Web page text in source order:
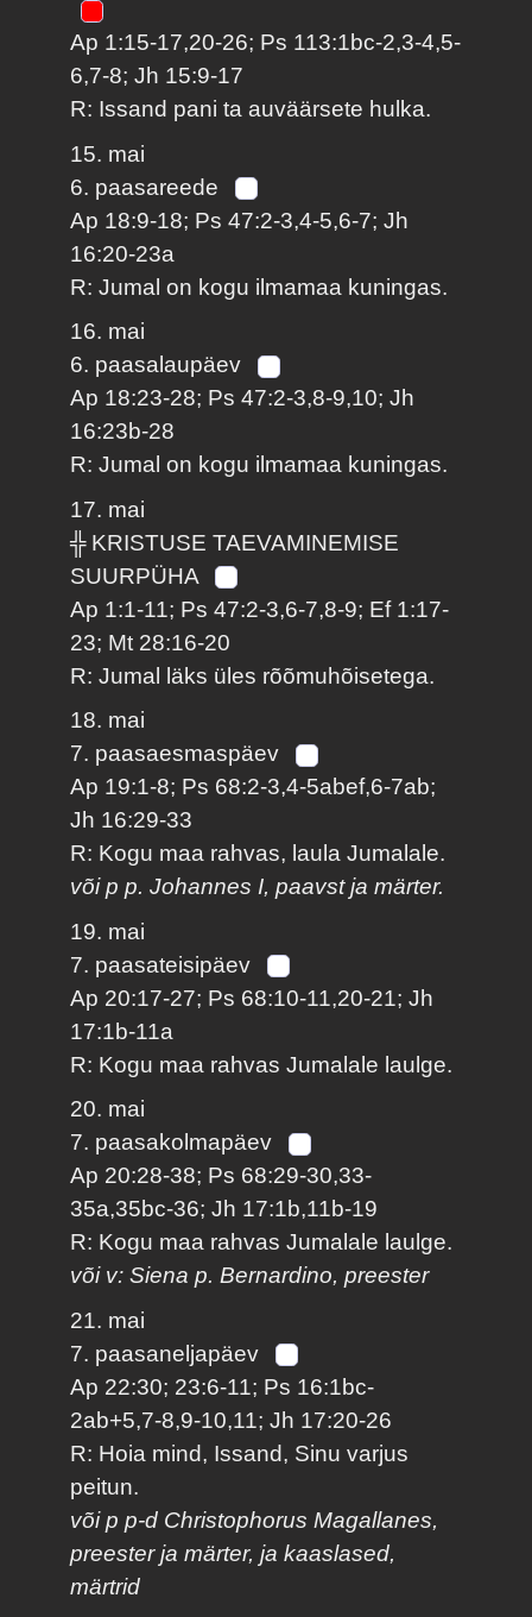
Ap 1:15-17,20-26; Ps 113:1bc-2,3-4,5-
6,7-8; Jh 15:9-17
R: Issand pani ta auväärsete hulka.
15. mai
6. paasareede
Ap 18:9-18; Ps 47:2-3,4-5,6-7; Jh
16:20-23a
R: Jumal on kogu ilmamaa kuningas.
16. mai
6. paasalaupäev
Ap 18:23-28; Ps 47:2-3,8-9,10; Jh
16:23b-28
R: Jumal on kogu ilmamaa kuningas.
17. mai
╬ KRISTUSE TAEVAMINEMISE
SUURPÜHA
Ap 1:1-11; Ps 47:2-3,6-7,8-9; Ef 1:17-
23; Mt 28:16-20
R: Jumal läks üles rõõmuhõisetega.
18. mai
7. paasaesmaspäev
Ap 19:1-8; Ps 68:2-3,4-5abef,6-7ab;
Jh 16:29-33
R: Kogu maa rahvas, laula Jumalale.
või p p. Johannes I, paavst ja märter.
19. mai
7. paasateisipäev
Ap 20:17-27; Ps 68:10-11,20-21; Jh
17:1b-11a
R: Kogu maa rahvas Jumalale laulge.
20. mai
7. paasakolmapäev
Ap 20:28-38; Ps 68:29-30,33-
35a,35bc-36; Jh 17:1b,11b-19
R: Kogu maa rahvas Jumalale laulge.
või v: Siena p. Bernardino, preester
21. mai
7. paasaneljapäev
Ap 22:30; 23:6-11; Ps 16:1bc-
2ab+5,7-8,9-10,11; Jh 17:20-26
R: Hoia mind, Issand, Sinu varjus
peitun.
või p p-d Christophorus Magallanes,
preester ja märter, ja kaaslased,
märtrid